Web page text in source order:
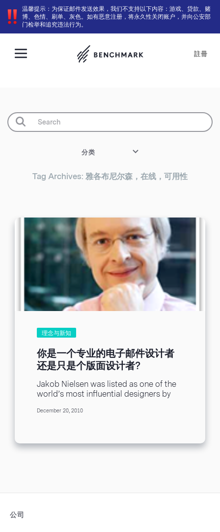
温馨提示：为保证邮件发送效果，我们不支持以下内容：游戏、贷款、赌
博、色情、刷单、灰色。如有恶意注册，将永久性关闭账户，并向公安部
门检举和追究违法行为。
註冊
分类
Tag Archives: 雅各布尼尔森，在线，可用性
理念与新知
你是一个专业的电子邮件设计者
还是只是个版面设计者?
Jakob Nielsen was listed as one of the
world’s most influential designers by
researcher...
December 20, 2010
公司